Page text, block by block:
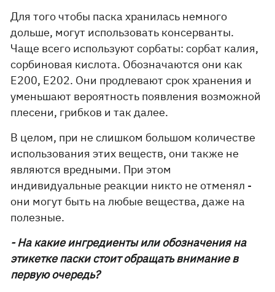
Для того чтобы паска хранилась немного
дольше, могут использовать консерванты.
Чаще всего используют сорбаты: сорбат калия,
сорбиновая кислота. Обозначаются они как
Е200, Е202. Они продлевают срок хранения и
уменьшают вероятность появления возможной
плесени, грибков и так далее.
В целом, при не слишком большом количестве
использования этих веществ, они также не
являются вредными. При этом
индивидуальные реакции никто не отменял -
они могут быть на любые вещества, даже на
полезные.
- На какие ингредиенты или обозначения на
этикетке паски стоит обращать внимание в
первую очередь?